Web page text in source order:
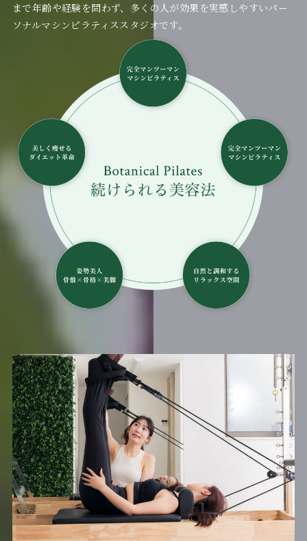
まで年齢や経験を問わず、多くの人が効果を実感しやすいパー
ソナルマシンピラティススタジオです。